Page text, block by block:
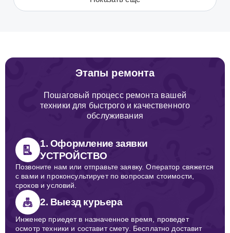
Этапы ремонта
Пошаговый процесс ремонта вашей
техники для быстрого и качественного
обслуживания
1. Оформление заявки
УСТРОЙСТВО
Позвоните нам или отправьте заявку. Оператор свяжется
с вами и проконсультирует по вопросам стоимости,
сроков и условий.
2. Выезд курьера
Инженер приедет в назначенное время, проведет
осмотр техники и составит смету. Бесплатно доставит